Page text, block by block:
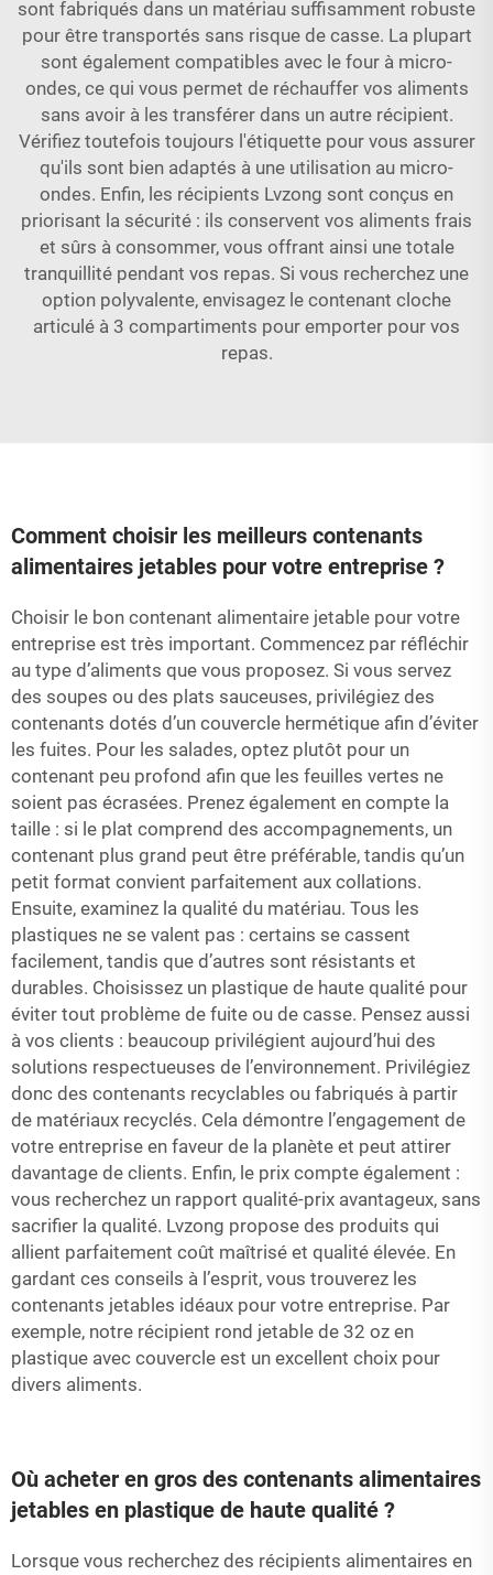
sont fabriqués dans un matériau suffisamment robuste
pour être transportés sans risque de casse. La plupart
sont également compatibles avec le four à micro-
ondes, ce qui vous permet de réchauffer vos aliments
sans avoir à les transférer dans un autre récipient.
Vérifiez toutefois toujours l'étiquette pour vous assurer
qu'ils sont bien adaptés à une utilisation au micro-
ondes. Enfin, les récipients Lvzong sont conçus en
priorisant la sécurité : ils conservent vos aliments frais
et sûrs à consommer, vous offrant ainsi une totale
tranquillité pendant vos repas. Si vous recherchez une
option polyvalente, envisagez le contenant cloche
articulé à 3 compartiments pour emporter pour vos
repas.
Comment choisir les meilleurs contenants
alimentaires jetables pour votre entreprise ?
Choisir le bon contenant alimentaire jetable pour votre
entreprise est très important. Commencez par réfléchir
au type d’aliments que vous proposez. Si vous servez
des soupes ou des plats sauceuses, privilégiez des
contenants dotés d’un couvercle hermétique afin d’éviter
les fuites. Pour les salades, optez plutôt pour un
contenant peu profond afin que les feuilles vertes ne
soient pas écrasées. Prenez également en compte la
taille : si le plat comprend des accompagnements, un
contenant plus grand peut être préférable, tandis qu’un
petit format convient parfaitement aux collations.
Ensuite, examinez la qualité du matériau. Tous les
plastiques ne se valent pas : certains se cassent
facilement, tandis que d’autres sont résistants et
durables. Choisissez un plastique de haute qualité pour
éviter tout problème de fuite ou de casse. Pensez aussi
à vos clients : beaucoup privilégient aujourd’hui des
solutions respectueuses de l’environnement. Privilégiez
donc des contenants recyclables ou fabriqués à partir
de matériaux recyclés. Cela démontre l’engagement de
votre entreprise en faveur de la planète et peut attirer
davantage de clients. Enfin, le prix compte également :
vous recherchez un rapport qualité-prix avantageux, sans
sacrifier la qualité. Lvzong propose des produits qui
allient parfaitement coût maîtrisé et qualité élevée. En
gardant ces conseils à l’esprit, vous trouverez les
contenants jetables idéaux pour votre entreprise. Par
exemple, notre récipient rond jetable de 32 oz en
plastique avec couvercle est un excellent choix pour
divers aliments.
Où acheter en gros des contenants alimentaires
jetables en plastique de haute qualité ?
Lorsque vous recherchez des récipients alimentaires en